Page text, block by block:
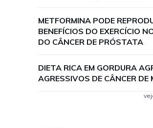
METFORMINA PODE
BENEFÍCIOS DO EXERCÍCIO
DO CÂNCER DE PRÓSTATA
DIETA RICA EM GORDURA
AGRESSIVOS DE CÂNCER DE